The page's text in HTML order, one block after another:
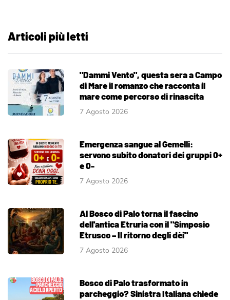
Articoli più letti
"Dammi Vento", questa sera a Campo
di Mare il romanzo che racconta il
mare come percorso di rinascita
7 Agosto 2026
Emergenza sangue al Gemelli:
servono subito donatori dei gruppi 0+
e 0-
7 Agosto 2026
Al Bosco di Palo torna il fascino
dell'antica Etruria con il "Simposio
Etrusco – Il ritorno degli dèi"
7 Agosto 2026
Bosco di Palo trasformato in
parcheggio? Sinistra Italiana chiede